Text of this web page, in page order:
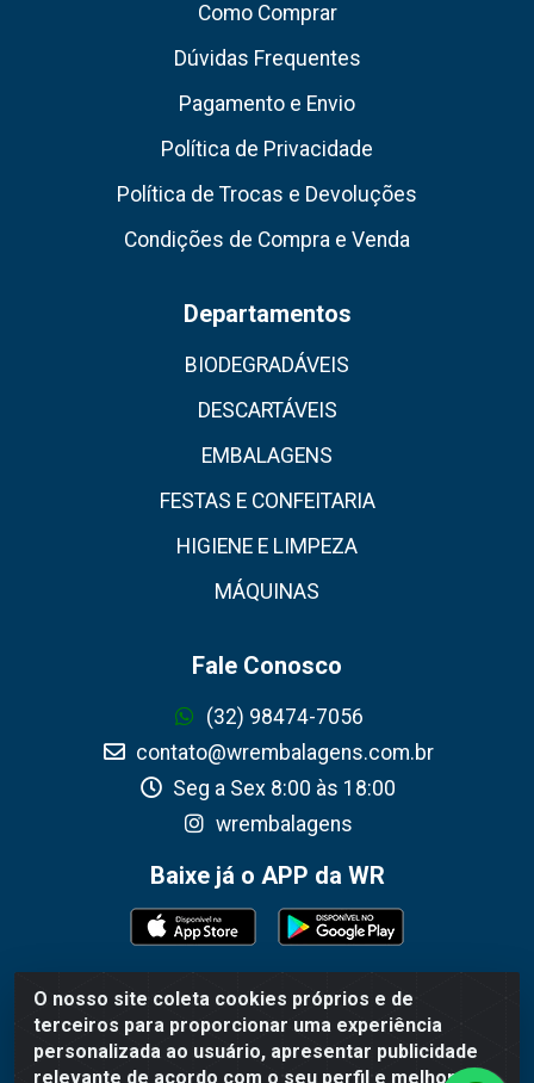
O nosso site coleta cookies próprios e de
terceiros para proporcionar uma experiência
personalizada ao usuário, apresentar publicidade
relevante de acordo com o seu perfil e melhorar a
Como Comprar
Dúvidas Frequentes
Pagamento e Envio
Política de Privacidade
Política de Trocas e Devoluções
Condições de Compra e Venda
Departamentos
BIODEGRADÁVEIS
DESCARTÁVEIS
EMBALAGENS
FESTAS E CONFEITARIA
HIGIENE E LIMPEZA
MÁQUINAS
Fale Conosco
(32) 98474-7056
contato@wrembalagens.com.br
Seg a Sex 8:00 às 18:00
wrembalagens
Baixe já o APP da WR
WR Embalagens - R. Cel. Teodoro Gomes de Araújo, 1360 -
Grogotó - Barbacena / MG - CEP 36202-628 - CNPJ
02.692.206/0001-55